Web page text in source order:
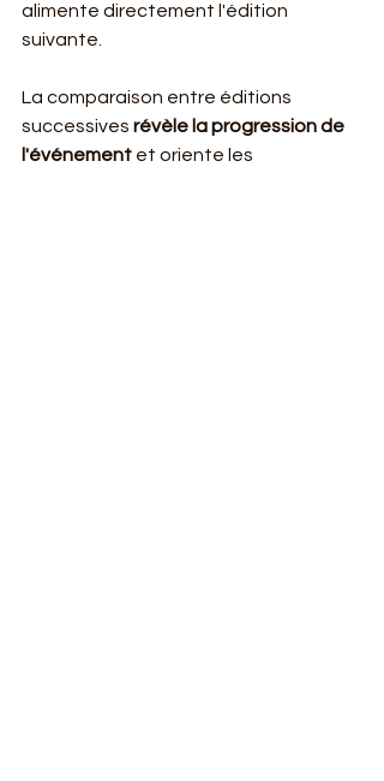
alimente directement l'édition
suivante.
La comparaison entre éditions
successives révèle la progression de
l'événement et oriente les